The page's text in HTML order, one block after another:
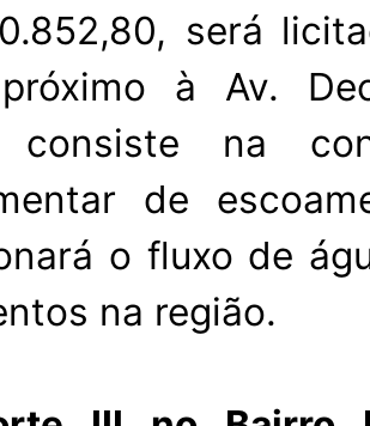
será
à Av.
consiste na
de
o fluxo de
na região.